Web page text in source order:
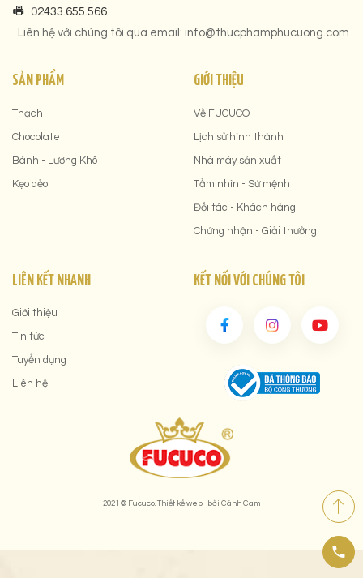
02433.655.566
Liên hệ với chúng tôi qua email: info@thucphamphucuong.com
SẢN PHẨM
Thạch
Chocolate
Bánh - Lương Khô
Kẹo dẻo
GIỚI THIỆU
Về FUCUCO
Lịch sử hình thành
Nhà máy sản xuất
Tầm nhìn - Sứ mệnh
Đối tác - Khách hàng
Chứng nhận - Giải thưởng
LIÊN KẾT NHANH
Giới thiệu
Tin tức
Tuyển dụng
Liên hệ
KẾT NỐI VỚI CHÚNG TÔI
2021 © Fucuco. Thiết kế web bởiCánh Cam